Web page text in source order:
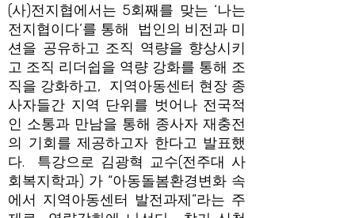
(사)전지협에서는 5회째를 맞는 ‘나는
전지협이다’를 통해 법인의 비전과 미
션을 공유하고 조직 역량을 향상시키
고 조직 리더쉽을 역량 강화를 통해 조
직을 강화하고, 지역아동센터 현장 종
사자들간 지역 단위를 벗어나 전국적
인 소통과 만남을 통해 종사자 재충전
의 기회를 제공하고자 한다고 발표했
다. 특강으로 김광혁 교수(전주대 사
회복지학과) 가 “아동돌봄환경변화 속
에서 지역아동센터 발전과제”라는 주